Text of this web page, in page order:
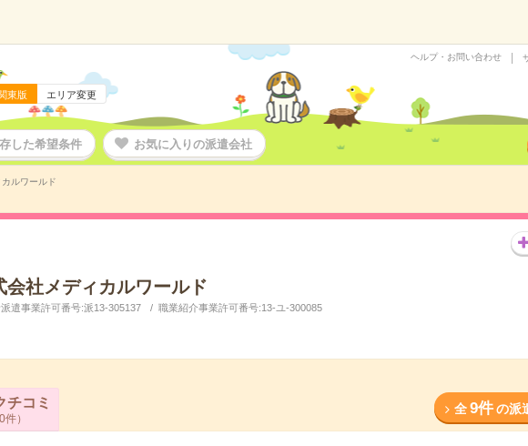
東版 エリア変更
ヘルプ・お問い合わせ
した希望条件 お気に入りの派遣会社
ルワールド
会社メディカルワールド
遣事業許可番号:派13-305137 職業紹介事業許可番号:13-ユ-300085
チコミ
0件
全 9件 の派